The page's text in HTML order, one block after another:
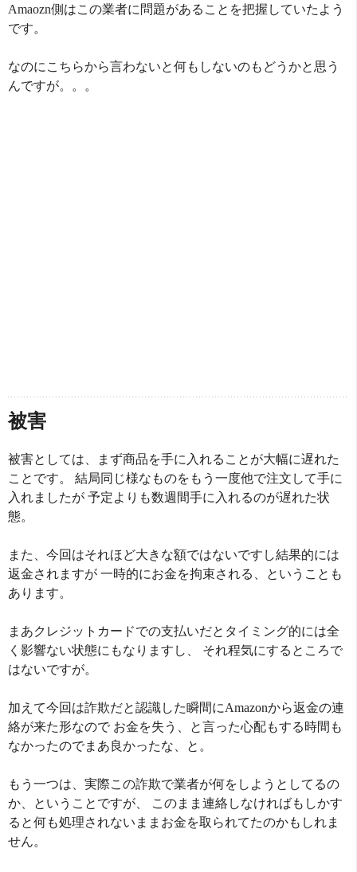
Amaozn側はこの業者に問題があることを把握していたよう
です。
なのにこちらから言わないと何もしないのもどうかと思う
んですが。。。
被害
被害としては、まず商品を手に入れることが大幅に遅れた
ことです。 結局同じ様なものをもう一度他で注文して手に
入れましたが 予定よりも数週間手に入れるのが遅れた状
態。
また、今回はそれほど大きな額ではないですし結果的には
返金されますが 一時的にお金を拘束される、ということも
あります。
まあクレジットカードでの支払いだとタイミング的には全
く影響ない状態にもなりますし、 それ程気にするところで
はないですが。
加えて今回は詐欺だと認識した瞬間にAmazonから返金の連
絡が来た形なので お金を失う、と言った心配もする時間も
なかったのでまあ良かったな、と。
もう一つは、実際この詐欺で業者が何をしようとしてるの
か、ということですが、 このまま連絡しなければもしかす
ると何も処理されないままお金を取られてたのかもしれま
せん。